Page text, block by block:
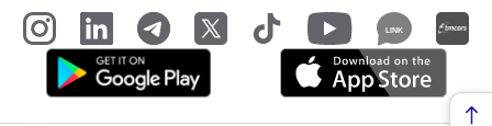
LINK